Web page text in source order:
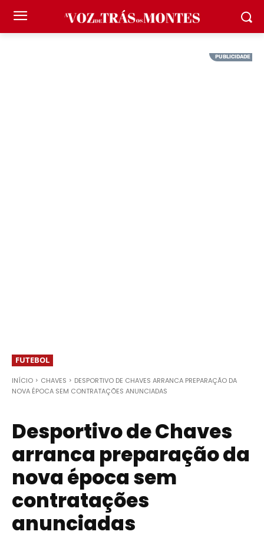
FUTEBOL
INÍCIO CHAVES
DESPORTIVO DE CHAVES ARRANCA PREPARAÇÃO DA
NOVA ÉPOCA SEM CONTRATAÇÕES ANUNCIADAS
Desportivo de Chaves
arranca preparação da
nova época sem
contratações
anunciadas